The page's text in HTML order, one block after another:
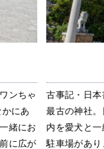
ンちゃ
にあ
緒にお
に広が
古事記・日
最古の神社
内を愛犬と
駐車場があ